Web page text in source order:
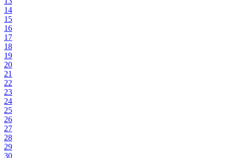
14
15
16
17
18
19
20
21
22
23
24
25
26
27
28
29
30